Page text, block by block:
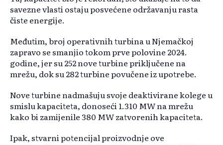
savezne vlasti ostaju posvećene održavanju rasta
čiste energije.
Međutim, broj operativnih turbina u Njemačkoj
zapravo se smanjio tokom prve polovine 2024.
godine, jer su 252 nove turbine priključene na
mrežu, dok su 282 turbine povučene iz upotrebe.
Nove turbine nadmašuju svoje deaktivirane kolege u
smislu kapaciteta, donoseći 1.310 MW na mrežu
kako bi zamijenile 380 MW zatvorenih kapaciteta.
Ipak, stvarni potencijal proizvodnje ove